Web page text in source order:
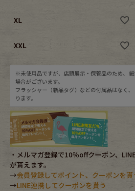
Accessory
Belt
Keyring
FAFATT
XL
XXL
※未使用品ですが、店頭展示・保管品のため、
場合がございます。
フラッシャー（新品タグ）などの付属品はなく
ります。
・メルマガ登録で10％offクーポン、
が貰えます。
→会員登録してポイント、クーポンを貰
→LINE連携してクーポンを貰う